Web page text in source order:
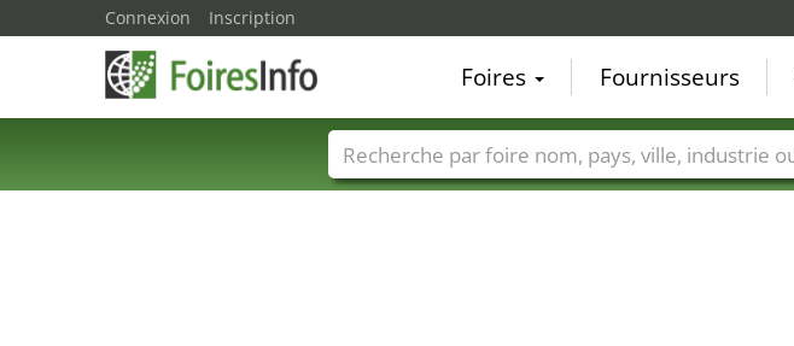
Connexion Inscription
Foires Fournisseurs
Foire noms Pays Villes Secteurs de foire